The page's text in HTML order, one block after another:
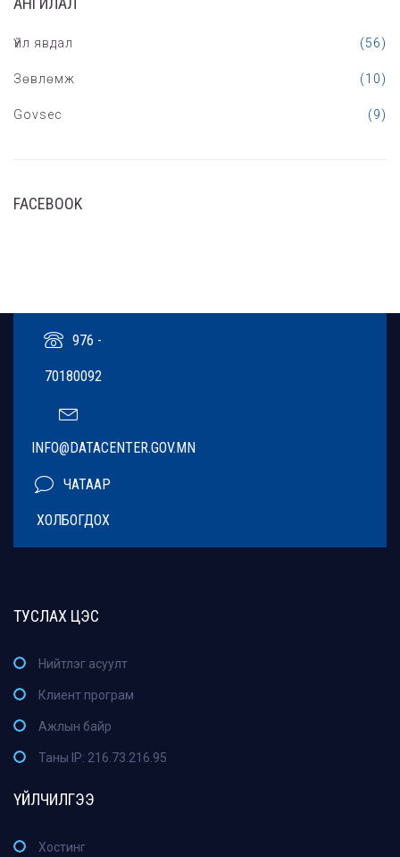
Үйл явдал (56)
Зөвлөмж (10)
Govsec (9)
FACEBOOK
976 -
70180092
INFO@DATACENTER.GOV.MN
ЧАТААР
ХОЛБОГДОХ
ТУСЛАХ ЦЭС
Нийтлэг асуулт
Клиент програм
Ажлын байр
Таны IP: 216.73.216.95
ҮЙЛЧИЛГЭЭ
Хостинг